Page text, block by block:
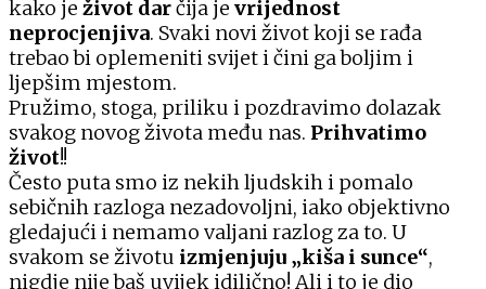
kako je život darčija je vrijednost
neprocjenjiva. Svaki novi život koji se rađa
trebao bi oplemeniti svijet i čini ga boljim i
ljepšim mjestom.
Pružimo, stoga, priliku i pozdravimo dolazak
svakog novog života među nas. Prihvatimo
život!!
Često puta smo iz nekih ljudskih i pomalo
sebičnih razloga nezadovoljni, iako objektivno
gledajući i nemamo valjani razlog za to. U
svakom se životu izmjenjuju „kiša i sunce“,
nigdje nije baš uvijek idilično! Ali i to je dio